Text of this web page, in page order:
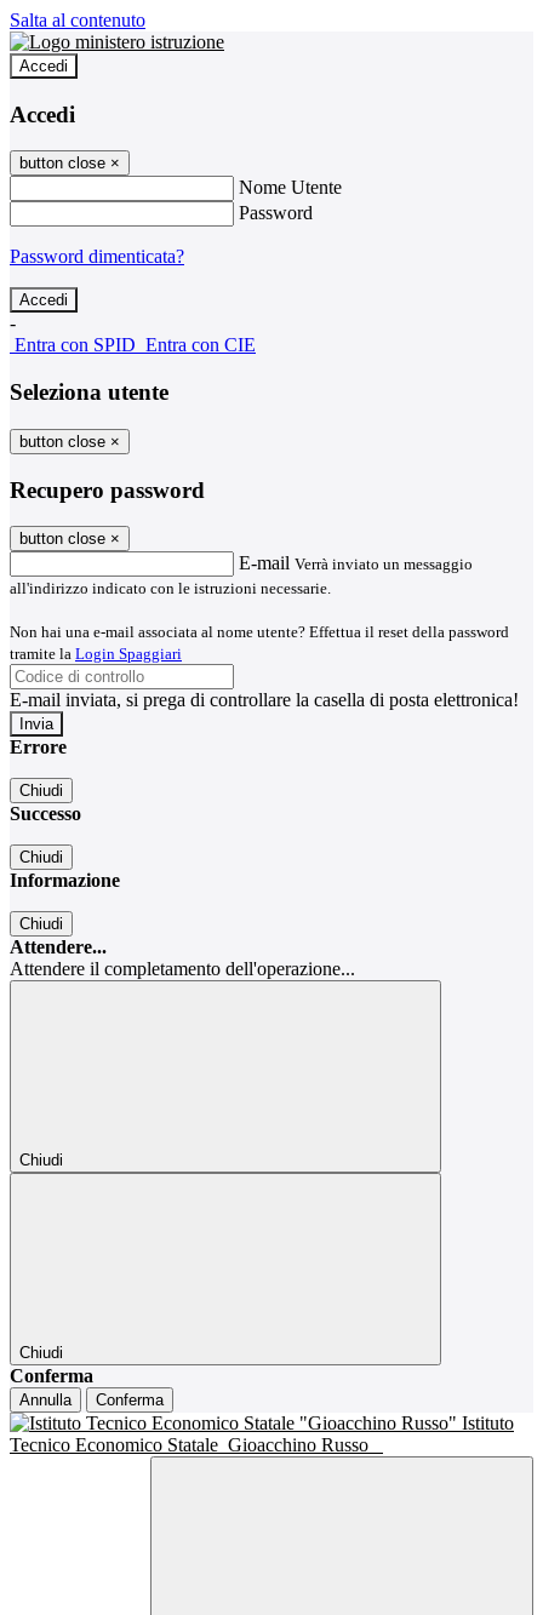
Salta al contenuto
Accedi
Accedi
button close ×
Nome Utente
Password
Password dimenticata?
-
Entra con SPID Entra con CIE
Seleziona utente
button close ×
Recupero password
button close ×
E-mail Verrà inviato un messaggio
all'indirizzo indicato con le istruzioni necessarie.
Non hai una e-mail associata al nome utente? Effettua il reset della password
tramite la Login Spaggiari
E-mail inviata, si prega di controllare la casella di posta elettronica!
Errore
Chiudi
Successo
Chiudi
Informazione
Chiudi
Attendere...
Attendere il completamento dell'operazione...
Chiudi
Chiudi
Conferma
Annulla Conferma
Istituto
Tecnico Economico Statale Gioacchino Russo